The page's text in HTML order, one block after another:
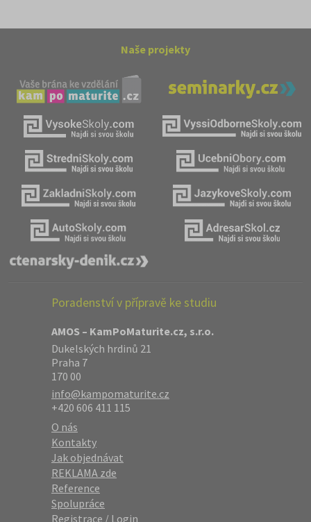
Naše projekty
Poradenství v přípravě ke studiu
AMOS – KamPoMaturite.cz, s.r.o.
Dukelských hrdinů 21
Praha 7
170 00
info@kampomaturite.cz
+420 606 411 115
O nás
Kontakty
Jak objednávat
REKLAMA zde
Reference
Spolupráce
Registrace / Login